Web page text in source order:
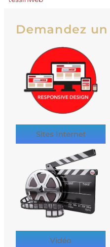
Demandez
Sites Internet
Vidéo